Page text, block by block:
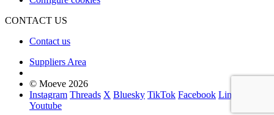
CONTACT US
Contact us
Suppliers Area
© Moeve 2026
Instagram Threads X Bluesky TikTok Facebook LinkedIn
Youtube